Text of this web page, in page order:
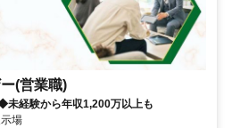
(営業職)
未経験から年収1,200万以上も
場